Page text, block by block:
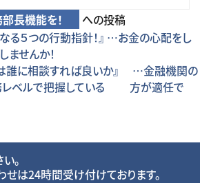
長機能を！ への投稿
ョン
る５つの行動指針！』 …お金の心配をし
せんか！
誰に相談すれば良いか』 …金融機関の
レベルで把握している 方が適任で
。
は24時間受け付けております。